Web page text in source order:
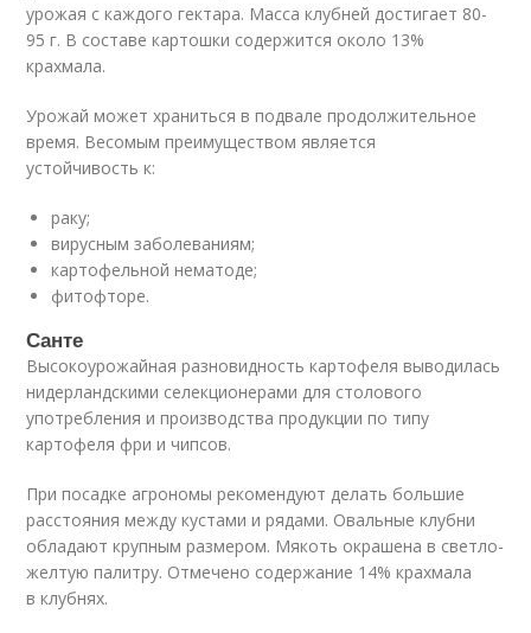
урожая с каждого гектара. Масса клубней достигает 80-
95 г. В составе картошки содержится около 13%
крахмала.
Урожай может храниться в подвале продолжительное
время. Весомым преимуществом является
устойчивость к:
раку;
вирусным заболеваниям;
картофельной нематоде;
фитофторе.
Санте
Высокоурожайная разновидность картофеля выводилась
нидерландскими селекционерами для столового
употребления и производства продукции по типу
картофеля фри и чипсов.
При посадке агрономы рекомендуют делать большие
расстояния между кустами и рядами. Овальные клубни
обладают крупным размером. Мякоть окрашена в светло-
желтую палитру. Отмечено содержание 14% крахмала
в клубнях.